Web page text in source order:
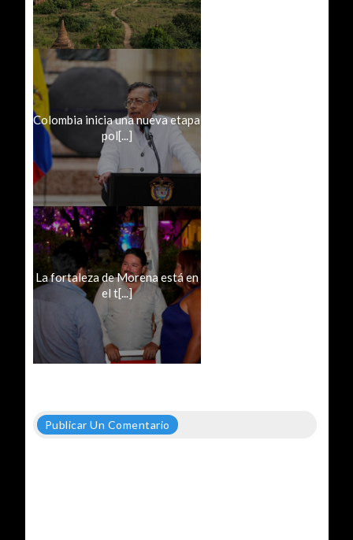
Colombia inicia una nueva etapa
pol[...]
La fortaleza de Morena está en
el t[...]
Publicar Un Comentario